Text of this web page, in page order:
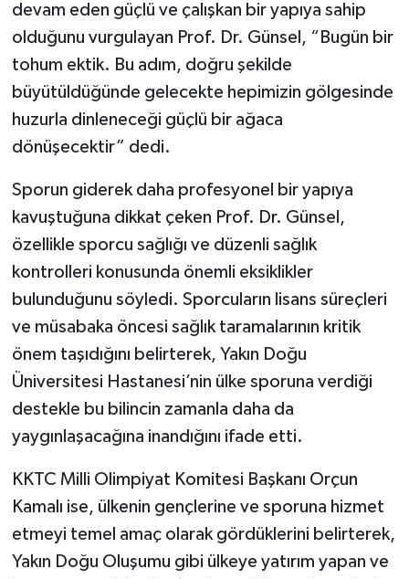
devam eden güçlü ve çalışkan bir yapıya sahip
olduğunu vurgulayan Prof. Dr. Günsel, “Bugün bir
tohum ektik. Bu adım, doğru şekilde
büyütüldüğünde gelecekte hepimizin gölgesinde
huzurla dinleneceği güçlü bir ağaca
dönüşecektir” dedi.
Sporun giderek daha profesyonel bir yapıya
kavuştuğuna dikkat çeken Prof. Dr. Günsel,
özellikle sporcu sağlığı ve düzenli sağlık
kontrolleri konusunda önemli eksiklikler
bulunduğunu söyledi. Sporcuların lisans süreçleri
ve müsabaka öncesi sağlık taramalarının kritik
önem taşıdığını belirterek, Yakın Doğu
Üniversitesi Hastanesi’nin ülke sporuna verdiği
destekle bu bilincin zamanla daha da
yaygınlaşacağına inandığını ifade etti.
KKTC Milli Olimpiyat Komitesi Başkanı Orçun
Kamalı ise, ülkenin gençlerine ve sporuna hizmet
etmeyi temel amaç olarak gördüklerini belirterek,
Yakın Doğu Oluşumu gibi ülkeye yatırım yapan ve